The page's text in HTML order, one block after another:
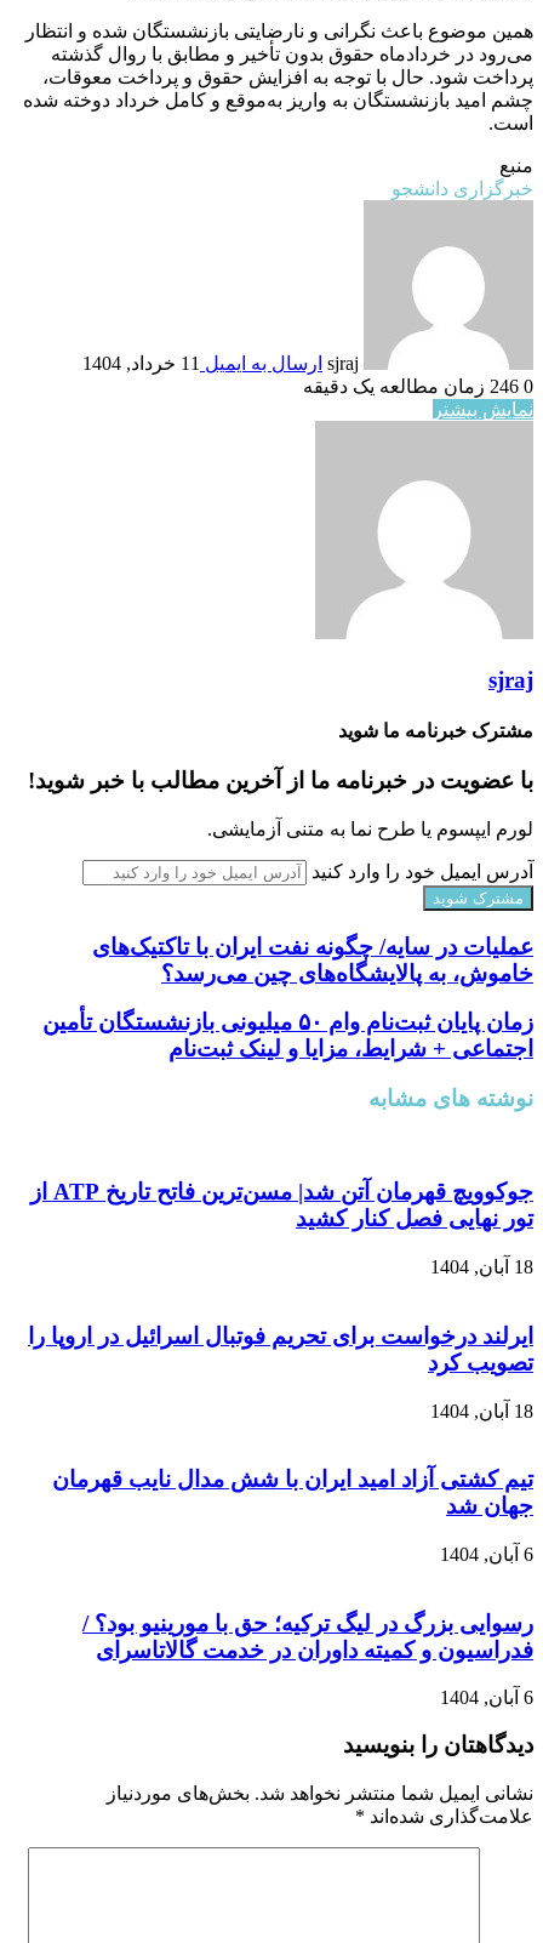
همین موضوع باعث نگرانی و نارضایتی بازنشستگان شده و انتظار
می‌رود در خردادماه حقوق بدون تأخیر و مطابق با روال گذشته
پرداخت شود. حال با توجه به افزایش حقوق و پرداخت معوقات،
چشم امید بازنشستگان به واریز به‌موقع و کامل خرداد دوخته شده
است.
منبع
خبرگزاری دانشجو
sjraj ارسال به ایمیل 11 خرداد, 1404
0
زمان مطالعه یک دقیقه
نمایش بیشتر
sjraj
مشترک خبرنامه ما شوید
با عضویت در خبرنامه ما از آخرین مطالب با خبر شوید!
لورم ایپسوم یا طرح‌ نما به متنی آزمایشی.
آدرس ایمیل خود را وارد کنید
عملیات در سایه/ چگونه نفت ایران با تاکتیک‌های
خاموش، به پالایشگاه‌های چین می‌رسد؟
زمان پایان ثبت‌نام وام ۵۰ میلیونی بازنشستگان تأمین
اجتماعی + شرایط، مزایا و لینک ثبت‌نام
نوشته های مشابه
جوکوویچ قهرمان آتن شد| مسن‌ترین فاتح تاریخ ATP از
تور نهایی فصل کنار کشید
18 آبان, 1404
ایرلند درخواست برای تحریم فوتبال اسرائیل در اروپا را
تصویب کرد
18 آبان, 1404
تیم کشتی آزاد امید ایران با شش مدال نایب قهرمان
جهان شد
6 آبان, 1404
رسوایی بزرگ در لیگ ترکیه؛ حق با مورینیو بود؟ /
فدراسیون و کمیته داوران در خدمت گالاتاسرای
6 آبان, 1404
دیدگاهتان را بنویسید
نشانی ایمیل شما منتشر نخواهد شد. بخش‌های موردنیاز
علامت‌گذاری شده‌اند *